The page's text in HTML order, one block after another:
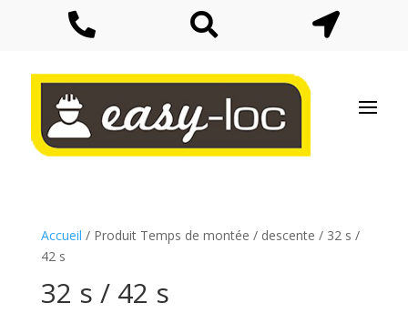
  
Accueil / Produit Temps de montée / descente / 32 s /
42 s
32 s / 42 s